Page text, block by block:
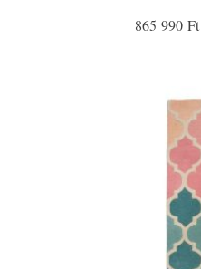
865 990 Ft